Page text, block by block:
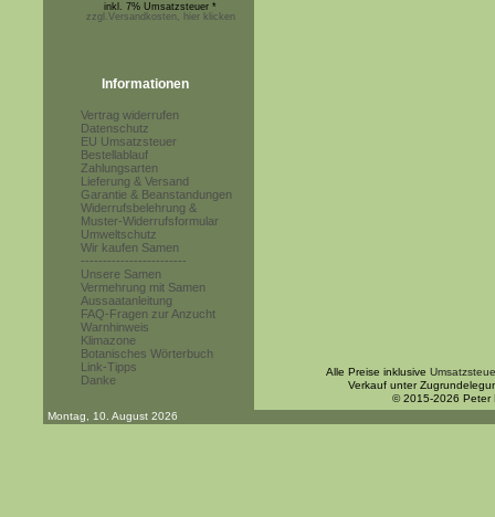
inkl. 7% Umsatzsteuer *
zzgl.Versandkosten, hier klicken
Informationen
Vertrag widerrufen
Datenschutz
EU Umsatzsteuer
Bestellablauf
Zahlungsarten
Lieferung & Versand
Garantie & Beanstandungen
Widerrufsbelehrung &
Muster-Widerrufsformular
Umweltschutz
Wir kaufen Samen
------------------------
Unsere Samen
Vermehrung mit Samen
Aussaatanleitung
FAQ-Fragen zur Anzucht
Warnhinweis
Klimazone
Botanisches Wörterbuch
Link-Tipps
Danke
Alle Preise inklusive
Verkauf unter
© 2015-2026 Peter
Montag, 10. August 2026